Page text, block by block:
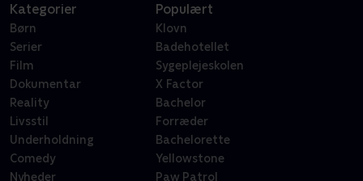
Kategorier
Børn
Serier
Film
Dokumentar
Reality
Livsstil
Underholdning
Comedy
Nyheder
Populært
Klovn
Badehotellet
Sygeplejeskolen
X Factor
Bachelor
Forræder
Bachelorette
Yellowstone
Paw Patrol